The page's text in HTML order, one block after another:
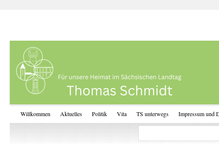
Willkommen Aktuelles Politik Vita TS unterwegs Impressum und